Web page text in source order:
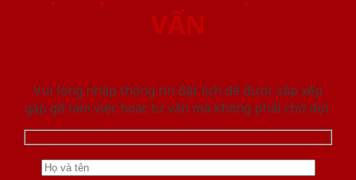
VẤN
Vui lòng nhập thông tin đặt lịch để được sắp xếp
gặp gỡ làm việc hoăc tư vấn mà không phải chờ đợi.